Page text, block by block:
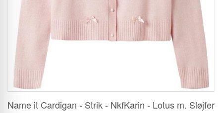
Name it Cardigan - Strik - NkfKarin - Lotus m. Sløjfer